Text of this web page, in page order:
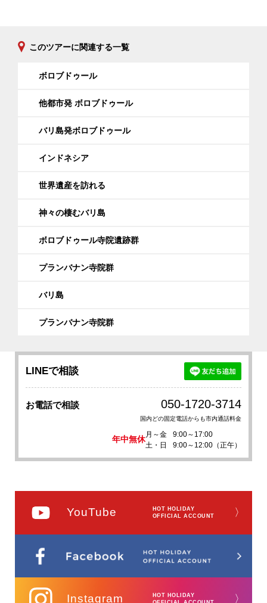
このツアーに関連する一覧
ボロブドゥール
他都市発 ボロブドゥール
バリ島発ボロブドゥール
インドネシア
世界遺産を訪れる
神々の棲むバリ島
ボロブドゥール寺院遺跡群
プランバナン寺院群
バリ島
プランバナン寺院群
LINEで相談
お電話で相談 050-1720-3714
国内どの固定電話からも市内通話料金
年中無休
月～金
9:00～17:00
土・日
9:00～12:00（正午）
YouTube
HOT HOLIDAY
OFFICIAL ACCOUNT
〉
Instagram
HOT HOLIDAY
〉